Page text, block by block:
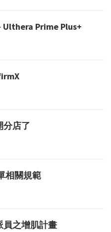
Ulthera Prime Plus+
分店了
相關規範
員之增肌計畫